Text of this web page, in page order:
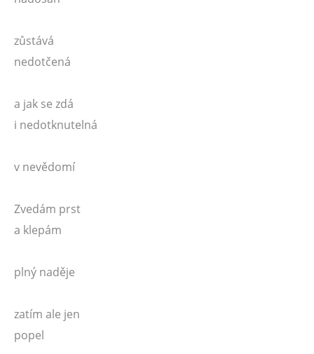
zůstává
nedotčená
a jak se zdá
i nedotknutelná
v nevědomí
Zvedám prst
a klepám
plný naděje
zatím ale jen
popel